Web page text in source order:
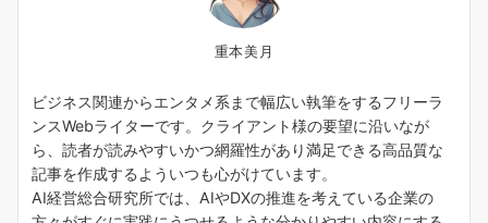
重本美月
ビジネス関連からエンタメ系まで幅広い執筆をするフリーラ
ンスWebライターです。クライアント様の要望に沿いなが
ら、読者が読みやすいかつ網羅性があり満足できる高品質な
記事を作成するよういつも心がけています。
AI経営総合研究所では、AIやDXの推進を考えている企業の